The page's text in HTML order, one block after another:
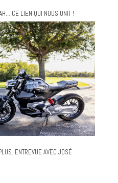
CE LIEN QUI NOUS UNIT !
ENTREVUE AVEC JOSÉ